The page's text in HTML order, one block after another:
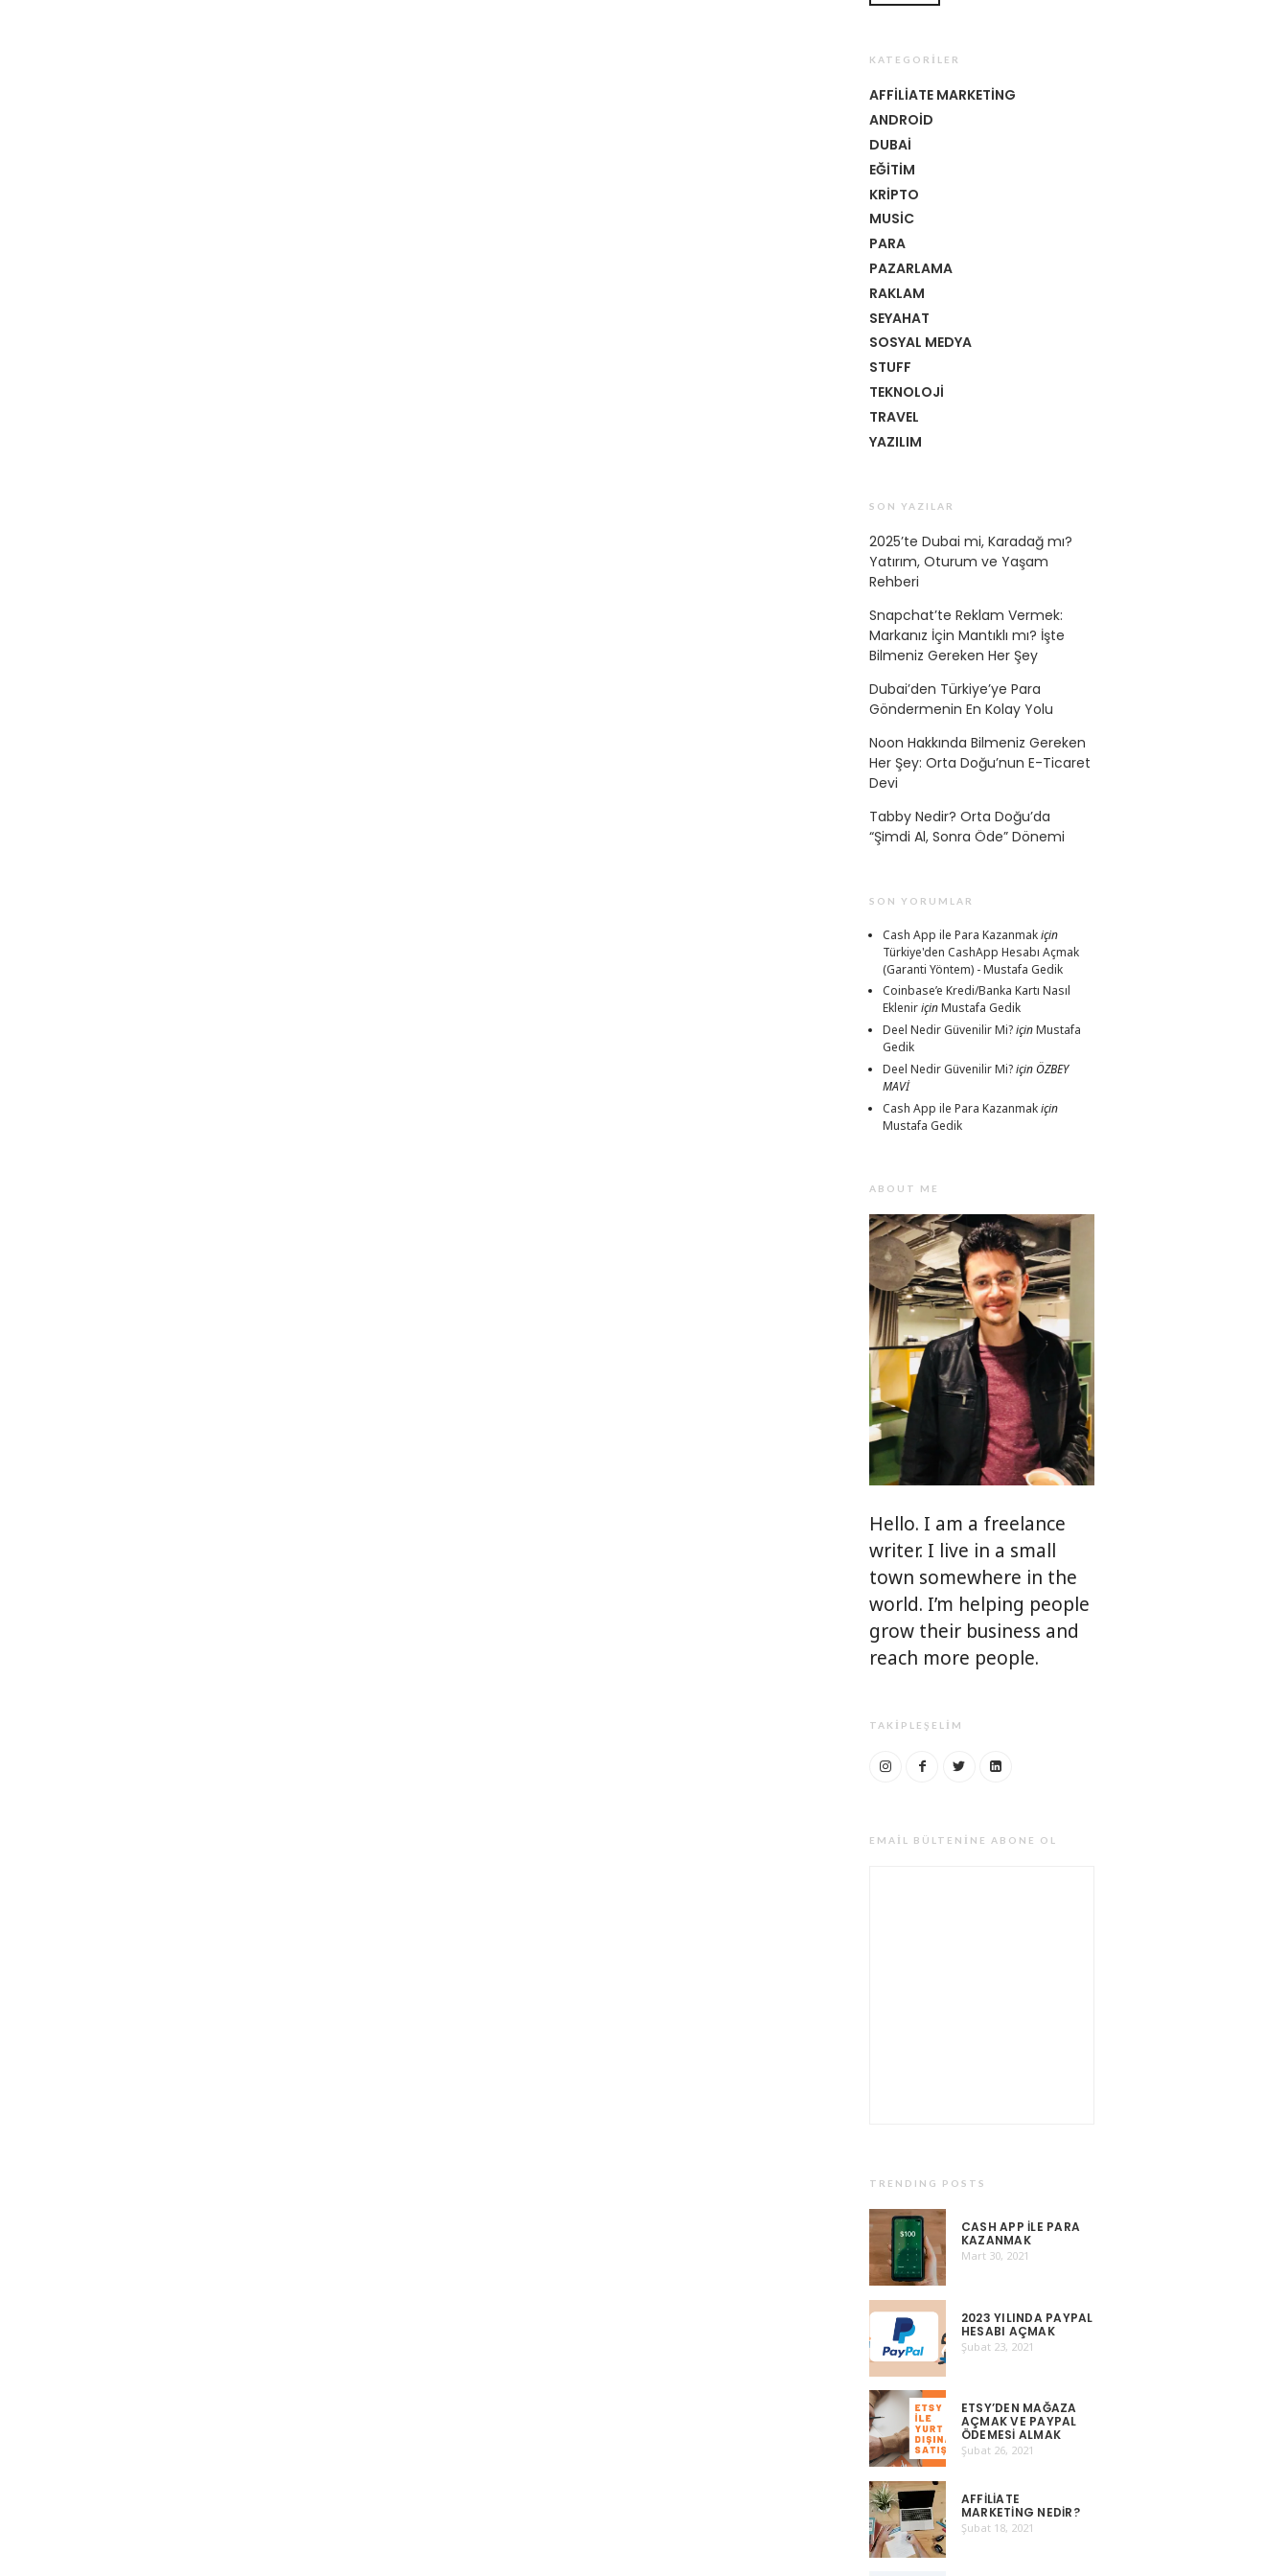
KATEGORILER
AFFILIATE MARKETING
ANDROID
DUBAI
EĞITIM
KRIPTO
MUSIC
PARA
PAZARLAMA
RAKLAM
SEYAHAT
SOSYAL MEDYA
STUFF
TEKNOLOJI
TRAVEL
YAZILIM
SON YAZILAR
2025’te Dubai mi, Karadağ mı?
Yatırım, Oturum ve Yaşam
Rehberi
Snapchat’te Reklam Vermek:
Markanız İçin Mantıklı mı? İşte
Bilmeniz Gereken Her Şey
Dubai’den Türkiye’ye Para
Göndermenin En Kolay Yolu
Noon Hakkında Bilmeniz Gereken
Her Şey: Orta Doğu’nun E-Ticaret
Devi
Tabby Nedir? Orta Doğu’da
“Şimdi Al, Sonra Öde” Dönemi
SON YORUMLAR
Cash App ile Para Kazanmakiçin
Türkiye'den CashApp Hesabı Açmak
(Garanti Yöntem) - Mustafa Gedik
Coinbase’e Kredi/Banka Kartı Nasıl
EkleniriçinMustafa Gedik
Deel Nedir Güvenilir Mi?içinMustafa
Gedik
Deel Nedir Güvenilir Mi?içinÖZBEY
MAVİ
Cash App ile Para Kazanmakiçin
Mustafa Gedik
ABOUT ME
Hello. I am a freelance
writer. I live in a small
town somewhere in the
world. I’m helping people
grow their business and
reach more people.
TAKIPLEŞELIM
EMAIL BÜLTENINE ABONE OL
TRENDING POSTS
CASH APP ILE PARA
KAZANMAK
Mart 30, 2021
2023 YILINDA PAYPAL
HESABI AÇMAK
Şubat 23, 2021
ETSY’DEN MAĞAZA
AÇMAK VE PAYPAL
ÖDEMESI ALMAK
Şubat 26, 2021
AFFILIATE
MARKETING NEDIR?
Şubat 18, 2021